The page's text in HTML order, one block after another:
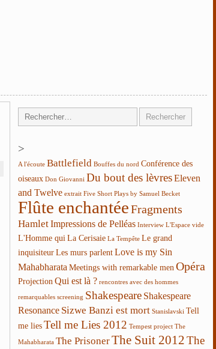
>
A l'écoute Battlefield Bouffes du nord Conférence des
oiseaux Don Giovanni Du bout des lèvresEleven
and Twelve extrait Five Short Plays by Samuel Becket
Flûte enchantéeFragments
HamletImpressions de Pelléas Interview L'Espace vide
L'Homme qui La Cerisaie La Tempête Le grand
inquisiteur Les murs parlent Love is my Sin
Mahabharata Meetings with remarkable men Opéra
Projection Qui est là ? rencontres avec des hommes
remarquables screening Shakespeare Shakespeare
Resonance Sizwe Banzi est mort Stanislavski Tell
me lies Tell me Lies 2012 Tempest project The
Mahabharata The PrisonerThe Suit 2012The